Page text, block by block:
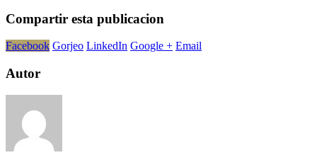
Compartir esta publicacion
Facebook Gorjeo LinkedIn Google + Email
Autor